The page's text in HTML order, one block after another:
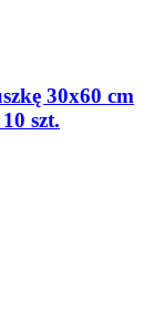
30x60 cm
szt.